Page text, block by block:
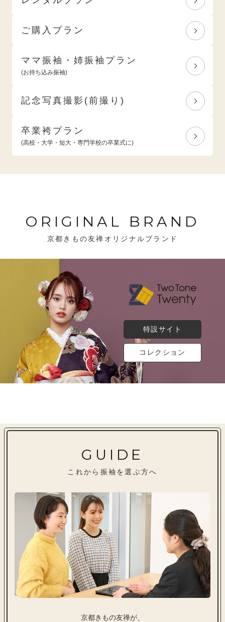
ご購入プラン
ママ振袖・姉振袖プラン
(お持ち込み振袖)
記念写真撮影(前撮り)
卒業袴プラン
(高校・大学・短大・専門学校の卒業式に)
ORIGINAL BRAND
京都きもの友禅オリジナルブランド
特設サイト
コレクション
GUIDE
これから振袖を選ぶ方へ
京都きもの友禅が、